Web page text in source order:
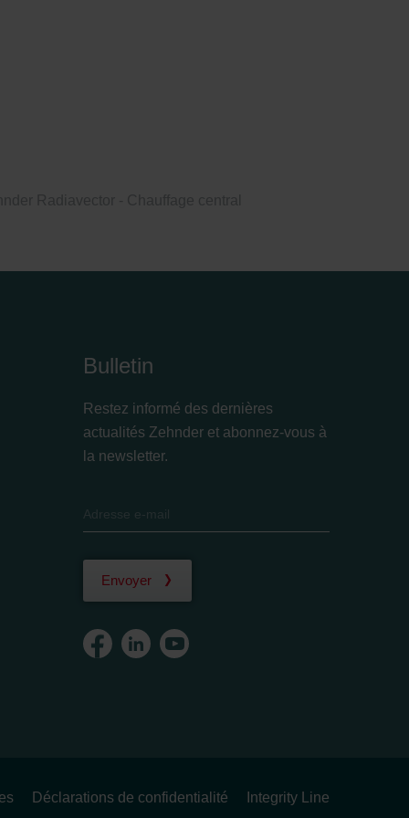
Bulletin
Restez informé des dernières
actualités Zehnder et abonnez-vous à
la newsletter.
Envoyer
Déclarations de confidentialité Integrity Line